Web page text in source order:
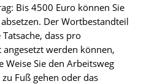
Bis 4500 Euro können Sie
Der Wortbestandteil
dass pro
werden können,
Weise Sie den Arbeitsweg
Fuß gehen oder das